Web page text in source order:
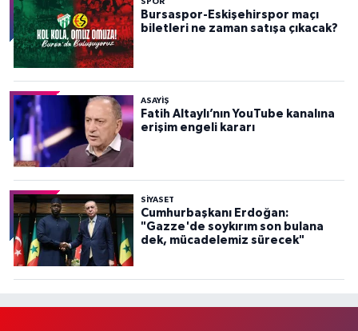
Bursaspor-Eskişehirspor maçı
biletleri ne zaman satışa çıkacak?
ASAYİŞ
Fatih Altaylı’nın YouTube kanalına
erişim engeli kararı
SİYASET
Cumhurbaşkanı Erdoğan:
"Gazze'de soykırım son bulana
dek, mücadelemiz sürecek"